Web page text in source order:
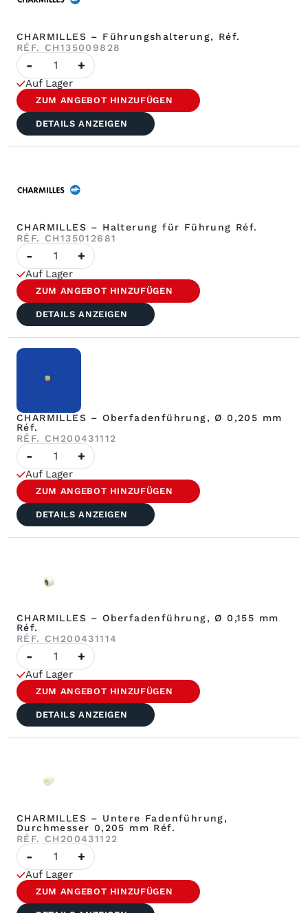
CHARMILLES – Führungshalterung, Réf.
RÉF. CH135009828
Anzahl
CHARMILLES
–
Führungshalterung
Réf.
- +
Auf Lager
ZUM ANGEBOT HINZUFÜGEN
DETAILS ANZEIGEN
CHARMILLES – Halterung für Führung Réf.
RÉF. CH135012681
Anzahl
CHARMILLES
–
Halterung
für
Führung
Réf.
- +
Auf Lager
ZUM ANGEBOT HINZUFÜGEN
DETAILS ANZEIGEN
CHARMILLES – Oberfadenführung, Ø 0,205 mm
Réf.
RÉF. CH200431112
Anzahl
CHARMILLES
–
Oberer
Fadenführer,
Ø
0,205
mm
Réf.
- +
Auf Lager
ZUM ANGEBOT HINZUFÜGEN
DETAILS ANZEIGEN
CHARMILLES – Oberfadenführung, Ø 0,155 mm
Réf.
RÉF. CH200431114
Anzahl
CHARMILLES
–
Oberer
Fadenführer,
Ø
0,155
mm
Réf.
- +
Auf Lager
ZUM ANGEBOT HINZUFÜGEN
DETAILS ANZEIGEN
CHARMILLES – Untere Fadenführung,
Durchmesser 0,205 mm Réf.
RÉF. CH200431122
Anzahl
CHARMILLES
–
Unterer
Fadenführer,
Ø
- +
Auf Lager
ZUM ANGEBOT HINZUFÜGEN